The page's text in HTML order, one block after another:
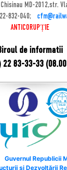
Chisinau MD-2012,str.
832-040;
ANTICORUPȚIE
de informatii
83-33-33
Guvernul Republicii
și Dezvoltării